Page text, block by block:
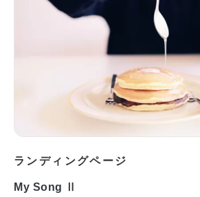
ランディングページ
My Song Ⅱ